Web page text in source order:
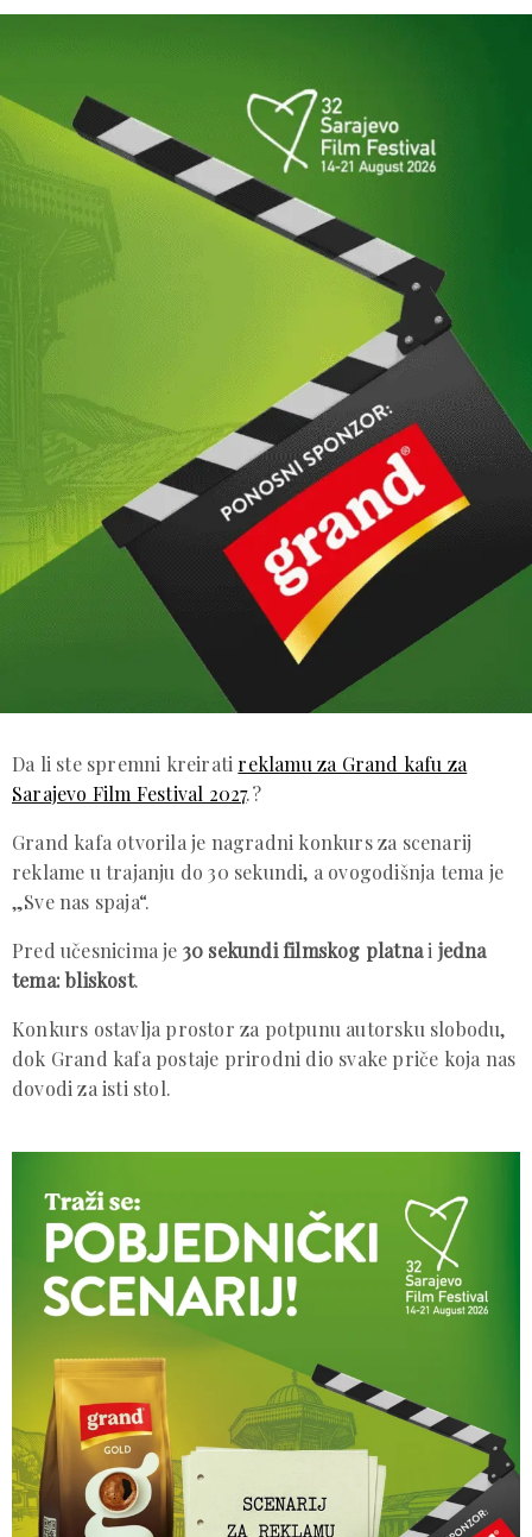
Da li ste spremni kreirati reklamu za Grand kafu za
Sarajevo Film Festival 2027.?
Grand kafa otvorila je nagradni konkurs za scenarij
reklame u trajanju do 30 sekundi, a ovogodišnja tema je
„Sve nas spaja“.
Pred učesnicima je 30 sekundi filmskog platnai jedna
tema: bliskost.
Konkurs ostavlja prostor za potpunu autorsku slobodu,
dok Grand kafa postaje prirodni dio svake priče koja nas
dovodi za isti stol.